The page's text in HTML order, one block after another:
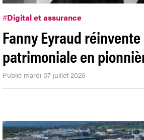
#Digital et assurance
Fanny Eyraud
patrimoniale en
Publié mardi 07 juillet 2026